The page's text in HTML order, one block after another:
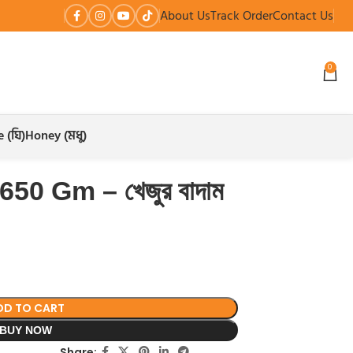
About UsTrack OrderContact Us
0
(ঘি)Honey (মধু)
Gm – খেজুর বাদাম
TO CART
BUY NOW